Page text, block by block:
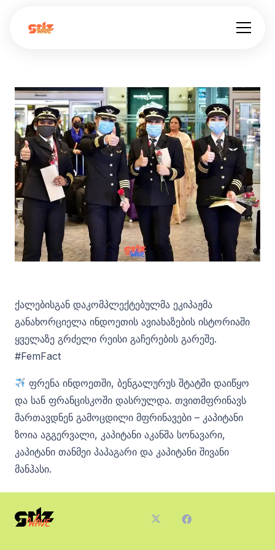
ქალებისგან დაკომპლექტებულმა ეკიპაჟმა
განახორციელა ინდოეთის ავიახაზების ისტორიაში
ყველაზე გრძელი რეისი გაჩერების გარეშე.
#FemFact
ფრენა ინდოეთში, ბენგალურუს შტატში დაიწყო
და სან ფრანცისკოში დასრულდა. თვითმფრინავს
მართავდნენ გამოცდილი მფრინავები – კაპიტანი
ზოია აგგერვალი, კაპიტანი აკანშა სონავარი,
კაპიტანი თანმეი პაპაგარი და კაპიტანი შივანი
მანჰასი.